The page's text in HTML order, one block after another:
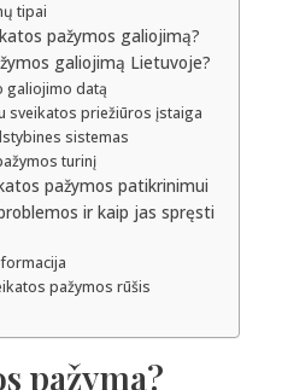
tipai
pažymos galiojimą?
galiojimą Lietuvoje?
galiojimo datą
sveikatos priežiūros įstaiga
sistemas
turinį
pažymos patikrinimui
ir kaip jas spręsti
pažymos rūšis
pažyma?